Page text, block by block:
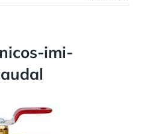
imi-